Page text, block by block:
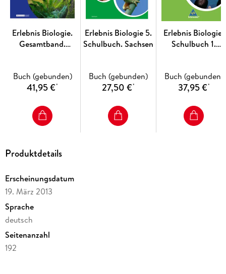
Erlebnis Biologie.
Gesamtband.
Buch (gebunden)
41,95 €*
Erlebnis Biologie 5.
Schulbuch. Sachsen
Buch (gebunden)
27,50 €*
Erlebnis Biologie.
Schulbuch 1.
Niedersachsen
Buch (gebunden)
37,95 €*
Produktdetails
Erscheinungsdatum
19. März 2013
Sprache
deutsch
Seitenanzahl
192